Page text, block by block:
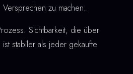
Versprechen zu machen.
Sichtbarkeit, die über
stabiler als jeder gekaufte